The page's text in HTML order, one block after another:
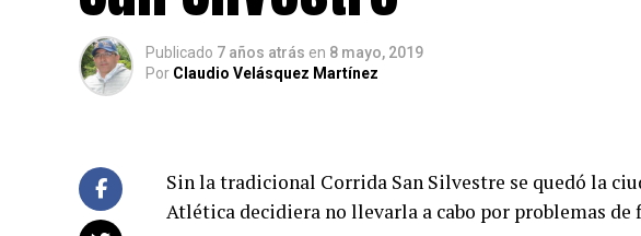
Publicado 7 años atrás en 8 mayo, 2019
Por Claudio Velásquez Martínez
Sin la tradicional Corrida San Silvestre se quedó la
Atlética decidiera no llevarla a cabo por problemas de